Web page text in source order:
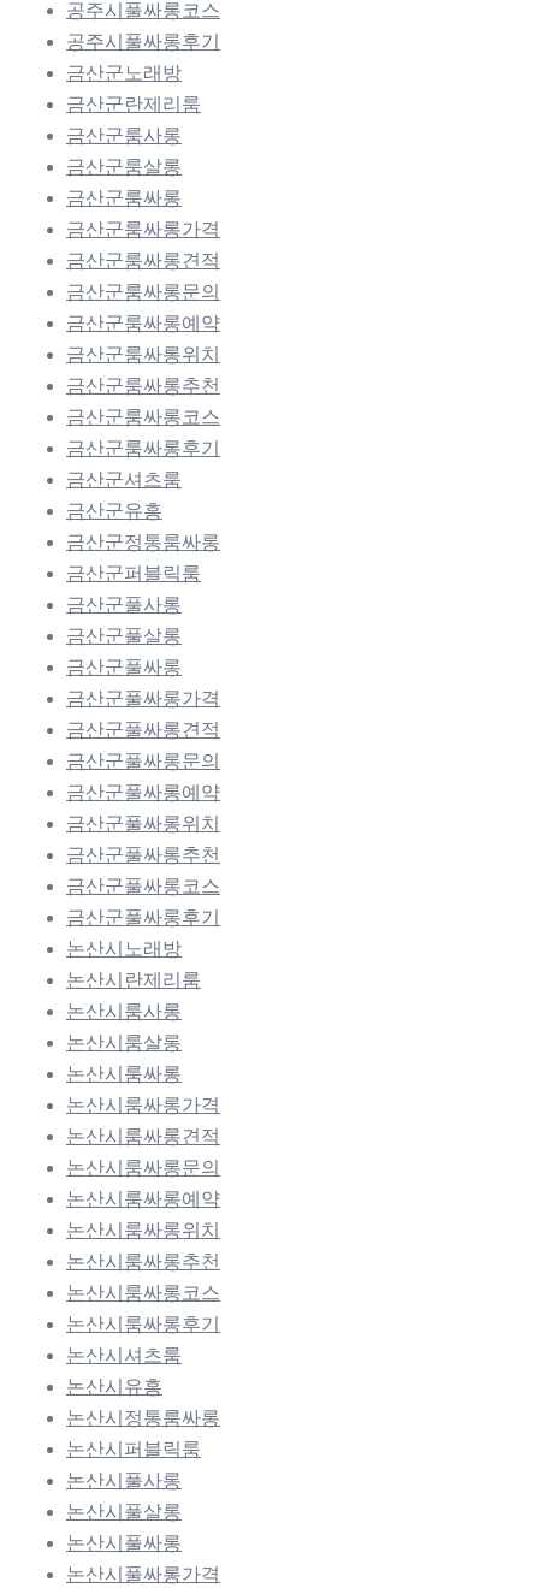
공주시풀싸롱코스
공주시풀싸롱후기
금산군노래방
금산군란제리룸
금산군룸사롱
금산군룸살롱
금산군룸싸롱
금산군룸싸롱가격
금산군룸싸롱견적
금산군룸싸롱문의
금산군룸싸롱예약
금산군룸싸롱위치
금산군룸싸롱추천
금산군룸싸롱코스
금산군룸싸롱후기
금산군셔츠룸
금산군유흥
금산군정통룸싸롱
금산군퍼블릭룸
금산군풀사롱
금산군풀살롱
금산군풀싸롱
금산군풀싸롱가격
금산군풀싸롱견적
금산군풀싸롱문의
금산군풀싸롱예약
금산군풀싸롱위치
금산군풀싸롱추천
금산군풀싸롱코스
금산군풀싸롱후기
논산시노래방
논산시란제리룸
논산시룸사롱
논산시룸살롱
논산시룸싸롱
논산시룸싸롱가격
논산시룸싸롱견적
논산시룸싸롱문의
논산시룸싸롱예약
논산시룸싸롱위치
논산시룸싸롱추천
논산시룸싸롱코스
논산시룸싸롱후기
논산시셔츠룸
논산시유흥
논산시정통룸싸롱
논산시퍼블릭룸
논산시풀사롱
논산시풀살롱
논산시풀싸롱
논산시풀싸롱가격